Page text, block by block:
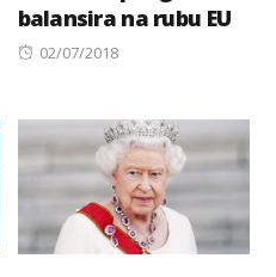
balansira na rubu EU
Posted
02/07/2018